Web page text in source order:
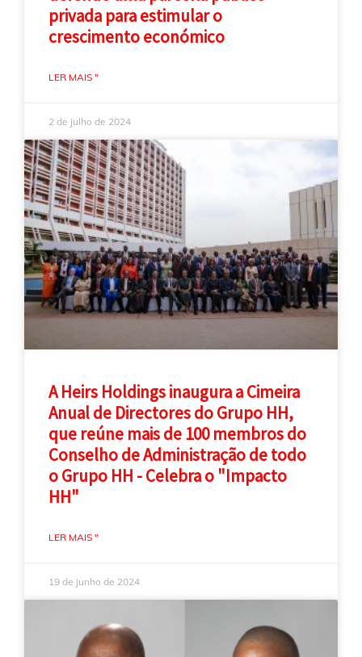
privada para estimular o
crescimento económico
LER MAIS "
2 de julho de 2024
A Heirs Holdings inaugura a Cimeira
Anual de Directores do Grupo HH,
que reúne mais de 100 membros do
Conselho de Administração de todo
o Grupo HH - Celebra o "Impacto
HH"
LER MAIS "
19 de junho de 2024